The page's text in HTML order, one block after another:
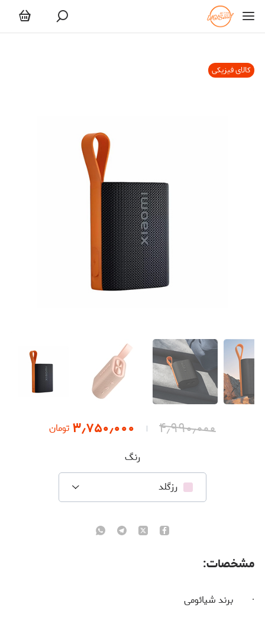
کالای فیزیکی
۴٫۹۹۰٫۰۰۰ ۳٫۷۵۰٫۰۰۰ تومان
رنگ
رزگلد
مشخصات:
· برند شیائومی